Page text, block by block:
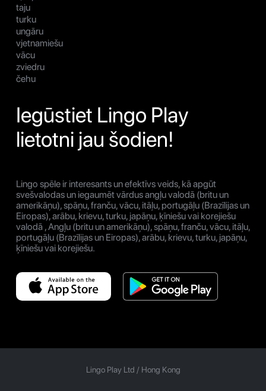
taju
turku
ungāru
vjetnamiešu
vācu
zviedru
čehu
Iegūstiet Lingo Play
lietotni jau šodien!
Lingo spēle ir interesants un efektīvs veids, kā apgūt
svešvalodas un iegaumēt vārdus angļu valodā (britu un
amerikāņu), spāņu, franču, vācu, itāļu, portugāļu (Brazīlijas un
Eiropas), arābu, krievu, turku, japāņu, ķīniešu vai korejiešu
valodā , Angļu (britu un amerikāņu), spāņu, franču, vācu, itāļu,
portugāļu (Brazīlijas un Eiropas), arābu, krievu, turku, japāņu,
ķīniešu vai korejiešu.
Lingo Play Ltd / Hong Kong